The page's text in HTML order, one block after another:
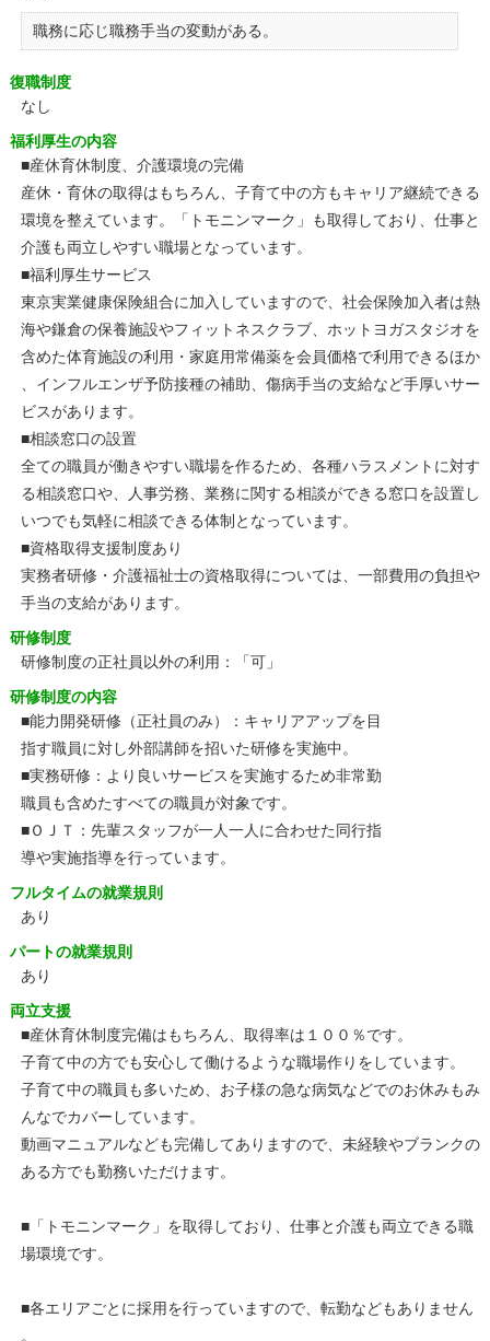
職務に応じ職務手当の変動がある。
復職制度
なし
福利厚生の内容
■産休育休制度、介護環境の完備
産休・育休の取得はもちろん、子育て中の方もキャリア継続できる
環境を整えています。「トモニンマーク」も取得しており、仕事と
介護も両立しやすい職場となっています。
■福利厚生サービス
東京実業健康保険組合に加入していますので、社会保険加入者は熱
海や鎌倉の保養施設やフィットネスクラブ、ホットヨガスタジオを
含めた体育施設の利用・家庭用常備薬を会員価格で利用できるほか
、インフルエンザ予防接種の補助、傷病手当の支給など手厚いサー
ビスがあります。
■相談窓口の設置
全ての職員が働きやすい職場を作るため、各種ハラスメントに対す
る相談窓口や、人事労務、業務に関する相談ができる窓口を設置し
いつでも気軽に相談できる体制となっています。
■資格取得支援制度あり
実務者研修・介護福祉士の資格取得については、一部費用の負担や
手当の支給があります。
研修制度
研修制度の正社員以外の利用：「可」
研修制度の内容
■能力開発研修（正社員のみ）：キャリアアップを目
指す職員に対し外部講師を招いた研修を実施中。
■実務研修：より良いサービスを実施するため非常勤
職員も含めたすべての職員が対象です。
■ＯＪＴ：先輩スタッフが一人一人に合わせた同行指
導や実施指導を行っています。
フルタイムの就業規則
あり
パートの就業規則
あり
両立支援
■産休育休制度完備はもちろん、取得率は１００％です。
子育て中の方でも安心して働けるような職場作りをしています。
子育て中の職員も多いため、お子様の急な病気などでのお休みもみ
んなでカバーしています。
動画マニュアルなども完備してありますので、未経験やブランクの
ある方でも勤務いただけます。
■「トモニンマーク」を取得しており、仕事と介護も両立できる職
場環境です。
■各エリアごとに採用を行っていますので、転勤などもありません
。